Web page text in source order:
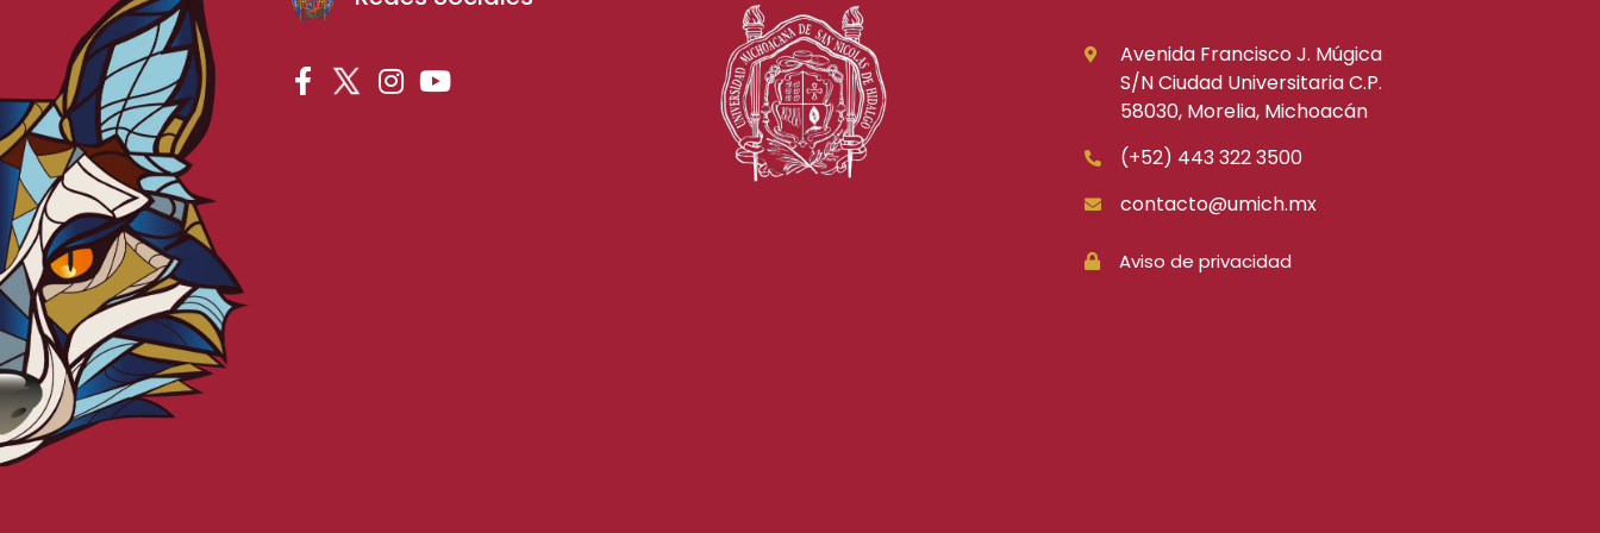
Avenida Francisco J. Múgica
S/N Ciudad Universitaria C.P.
58030, Morelia, Michoacán
(+52) 443 322 3500
contacto@umich.mx
Aviso de privacidad